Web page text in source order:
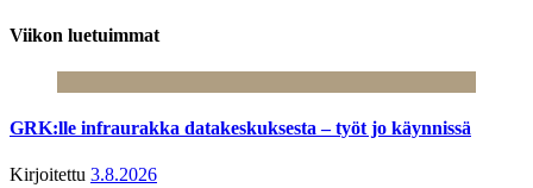
Viikon luetuimmat
GRK:lle infraurakka datakeskuksesta – työt jo käynnissä
Kirjoitettu 3.8.2026